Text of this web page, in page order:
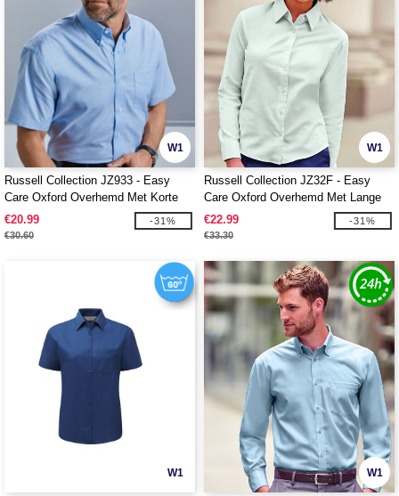
W1
Russell Collection JZ933 - Easy
Care Oxford Overhemd Met Korte
Mouw
€20.99
€30.60
-31%
W1
Russell Collection JZ32F - Easy
Care Oxford Overhemd Met Lange
Mouw
€22.99
€33.30
-31%
W1 W1